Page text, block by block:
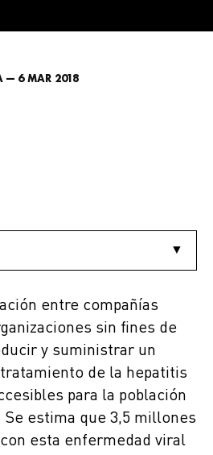
— 6 MAR 2018
entre compañías
sin fines de
y suministrar un
de la hepatitis
para la población
estima que 3,5 millones
esta enfermedad viral